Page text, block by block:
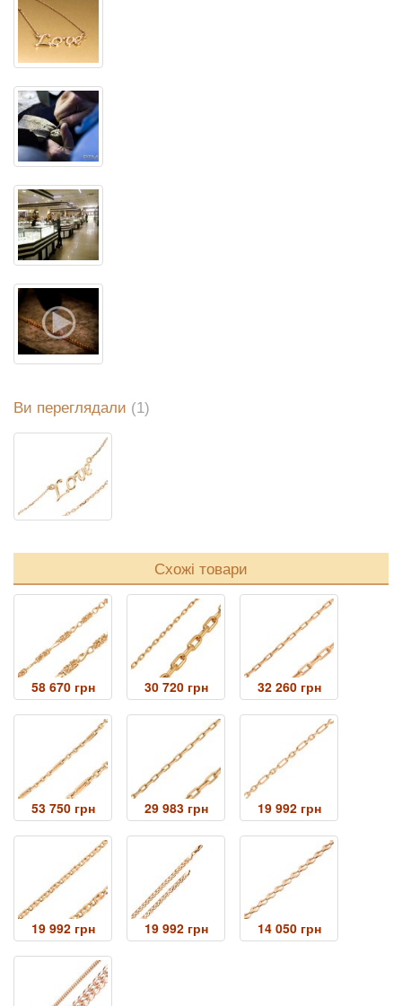
Ви переглядали (1)
Схожі товари
58 670 грн 30 720 грн 32 260 грн
53 750 грн 29 983 грн 19 992 грн
19 992 грн 19 992 грн 14 050 грн